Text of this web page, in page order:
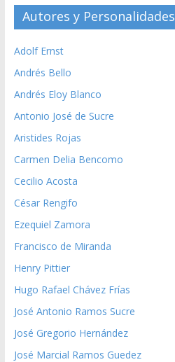
Autores y Personalidades
Adolf Ernst
Andrés Bello
Andrés Eloy Blanco
Antonio José de Sucre
Aristides Rojas
Carmen Delia Bencomo
Cecilio Acosta
César Rengifo
Ezequiel Zamora
Francisco de Miranda
Henry Pittier
Hugo Rafael Chávez Frías
José Antonio Ramos Sucre
José Gregorio Hernández
José Marcial Ramos Guedez